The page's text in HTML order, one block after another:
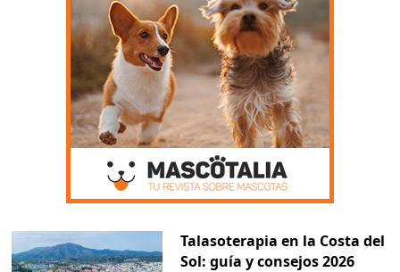
Talasoterapia en la Costa del
Sol: guía y consejos 2026